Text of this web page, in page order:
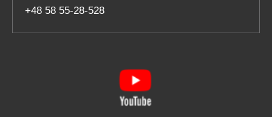
+48 58 55-28-528